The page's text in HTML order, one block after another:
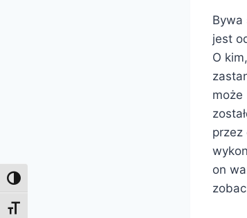
Toggle High Contrast
Toggle Font size
Bywa
jest
O
może
przez
on